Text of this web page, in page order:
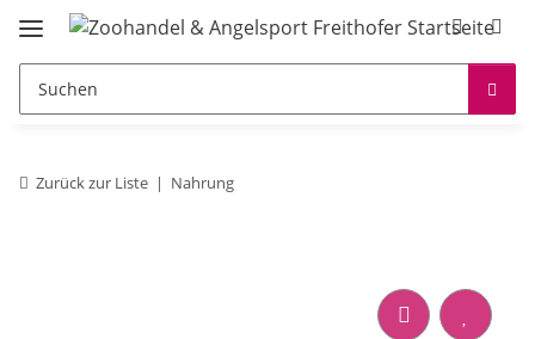
Zurück zur Liste Nahrung